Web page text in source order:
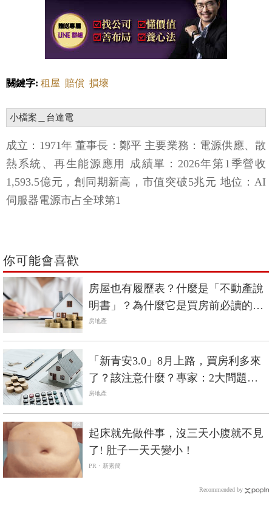
關鍵字: 租屋 賠償 損壞
小檔案＿台達電
成立：1971年 董事長：鄭平 主要業務：電源供應、散
熱系統、再生能源應用 成績單：2026年第1季營收
1,593.5億元，創同期新高，市值突破5兆元 地位：AI
伺服器電源市占全球第1
你可能會喜歡
房屋也有履歷表？什麼是「不動產說
明書」？為什麼它是買房前必讀的保
命符？
房地產
「新青安3.0」8月上路，買房利多來
了？該注意什麼？專家：2大問題未
釐清
房地產
PR
起床就先做件事，沒三天小腹就不見
了! 肚子一天天變小！
PR・新素簡
Recommended by